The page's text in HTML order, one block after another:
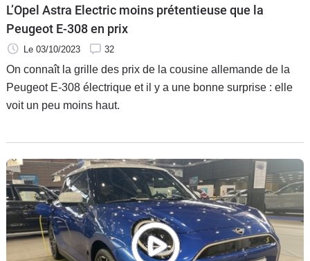
L’Opel Astra Electric moins prétentieuse que la
Peugeot E-308 en prix
Le 03/10/2023 32
On connaît la grille des prix de la cousine allemande de la
Peugeot E-308 électrique et il y a une bonne surprise : elle
voit un peu moins haut.